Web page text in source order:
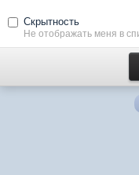
Скрытность
Не отображать меня в